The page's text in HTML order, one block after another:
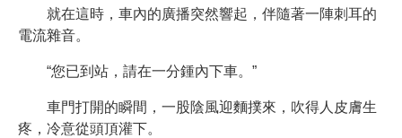
就在這時，車內的廣播突然響起，伴隨著一陣刺耳的
電流雜音。
“您已到站，請在一分鍾內下車。”
車門打開的瞬間，一股陰風迎麵撲來，吹得人皮膚生
疼，冷意從頭頂灌下。